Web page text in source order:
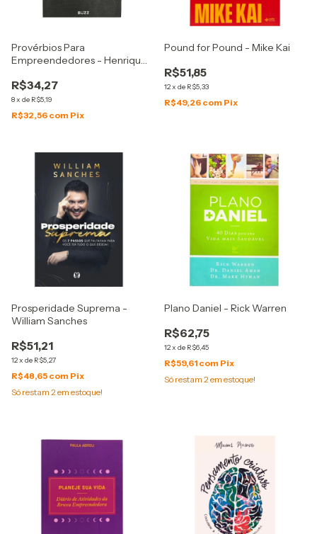
Provérbios Para
Empreendedores - Henrique
R$34,27
8x de R$5,19
R$32,56 com Pix
Pound for Pound - Mike Kai
R$51,85
12x de R$5,33
R$49,26 com Pix
Prosperidade Suprema -
William Sanches
R$51,21
12x de R$5,27
R$48,65 com Pix
Só restam 2em estoque!
Plano Daniel - Rick Warren
R$62,75
12x de R$6,45
R$59,61 com Pix
Só restam 2em estoque!